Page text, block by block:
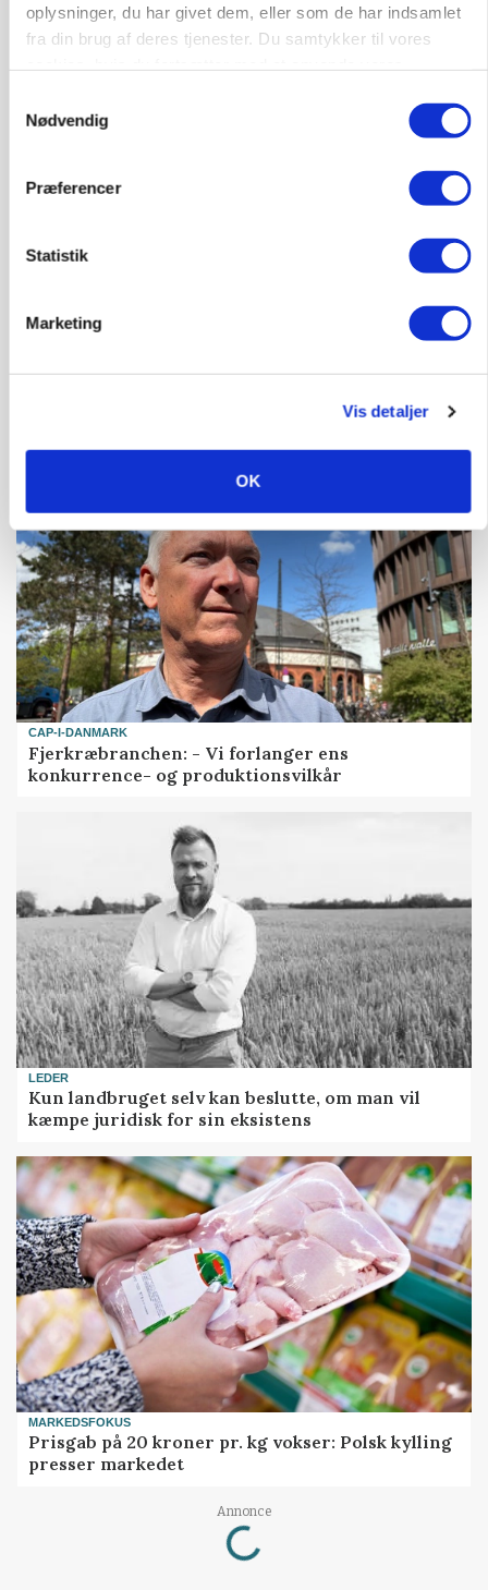
oplysninger, du har givet dem, eller som de har indsamlet
fra din brug af deres tjenester. Du samtykker til vores
Nødvendig
Præferencer
Statistik
Marketing
Vis detaljer
OK
9681, Ranum 03. aug.
Kalve
6392, Bolderslev 03. aug.
Klimastald
CAP-I-DANMARK
Fjerkræbranchen: - Vi forlanger ens
konkurrence- og produktionsvilkår
LEDER
Kun landbruget selv kan beslutte, om man vil
kæmpe juridisk for sin eksistens
MARKEDSFOKUS
Prisgab på 20 kroner pr. kg vokser: Polsk kylling
presser markedet
Annonce
Loading...